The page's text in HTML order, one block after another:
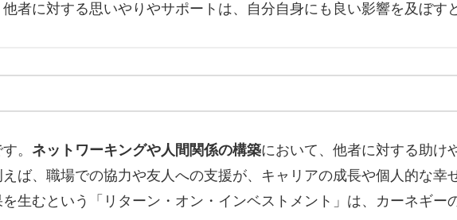
者に対する思いやりやサポートは、自分自身にも良い影響を及ぼす
。 ネットワーキングや人間関係の構築において、他者に対する助け
ば、職場での協力や友人への支援が、キャリアの成長や個人的な幸
生むという「リターン・オン・インベストメント」は、カーネギー